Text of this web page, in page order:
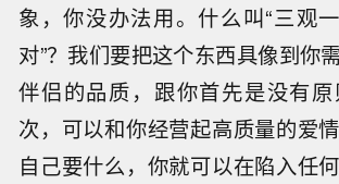
象，你没办法用。什么叫“三观
对”？我们要把这个东西具像到你
伴侣的品质，跟你首先是没有
次，可以和你经营起高质量的爱
自己要什么，你就可以在陷入任